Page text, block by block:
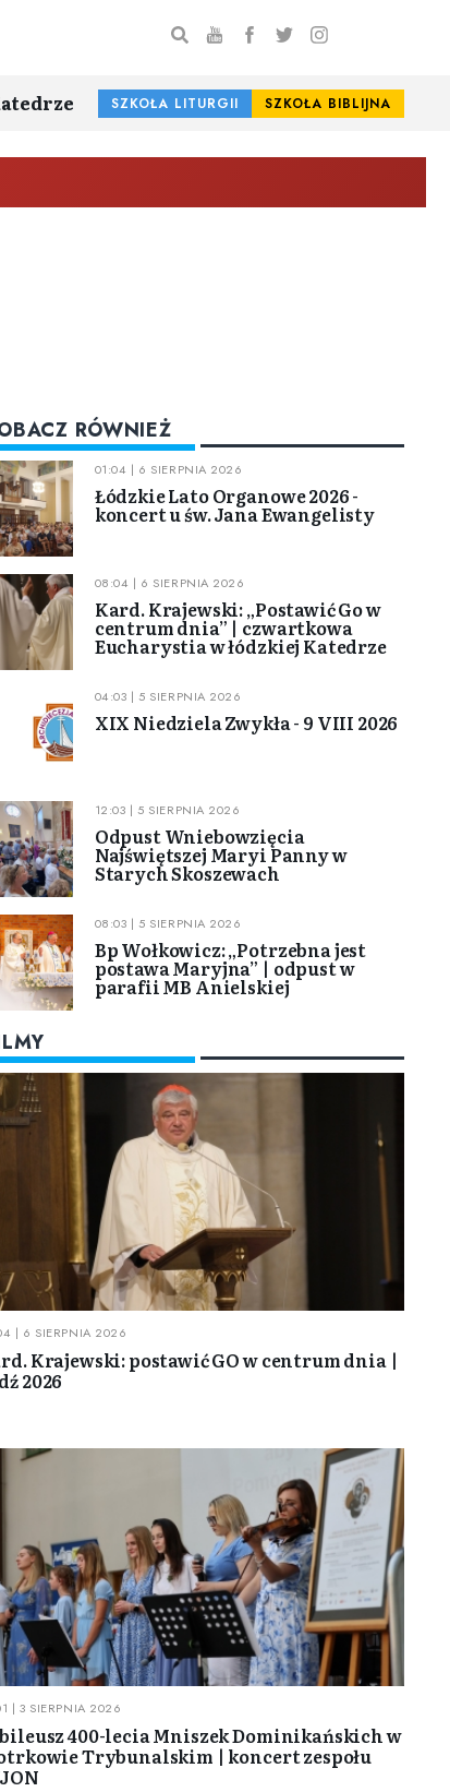
SZKOŁA LITURGII SZKOŁA BIBLIJNA
RÓWNIEŻ
01:04 | 6 SIERPNIA 2026
Łódzkie Lato Organowe 2026 -
koncert u św. Jana Ewangelisty
08:04 | 6 SIERPNIA 2026
Kard. Krajewski: „Postawić Go w
centrum dnia” | czwartkowa
Eucharystia w łódzkiej Katedrze
04:03 | 5 SIERPNIA 2026
XIX Niedziela Zwykła - 9 VIII 2026
12:03 | 5 SIERPNIA 2026
Odpust Wniebowzięcia
Najświętszej Maryi Panny w
Starych Skoszewach
08:03 | 5 SIERPNIA 2026
Bp Wołkowicz: „Potrzebna jest
postawa Maryjna” | odpust w
parafii MB Anielskiej
| 6 SIERPNIA 2026
Krajewski: postawić GO w centrum dnia |
2026
| 3 SIERPNIA 2026
400-lecia Mniszek Dominikańskich w
Trybunalskim | koncert zespołu